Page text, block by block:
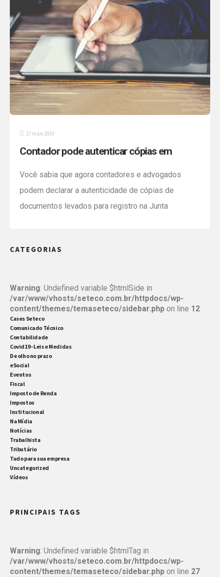
obrigações do PAT – Programa de Alimentação do
Trabalhador são alguns dos destaques dos
Comunicados Técnicos da semana. Confira! […]
27 maio 2019
Contador pode autenticar cópias em
Você sabia que agora contadores e advogados
podem declarar a autenticidade de cópias de
documentos levados para registro na Junta
cópia simples da carteira profissional. A medida faz
desburocratização e simplificação do registro de
empresas.
CATEGORIAS
Warning: Undefined variable $htmlSide in
/var/www/vhosts/seteco.com.br/httpdocs/wp-
content/themes/temaseteco/sidebar.php on line 12
Cases Seteco
Comunicado Técnico
Contabilidade
Covid19 - Leis e Medidas
De olho no prazo
eSocial
Eventos
Fiscal
Imposto de Renda
Impostos
Institucional
Na Mídia
Notícias
Trabalhista
Tributário
Tudo para sua empresa
Uncategorized
Vídeos
PRINCIPAIS TAGS
Warning: Undefined variable $htmlTag in
/var/www/vhosts/seteco.com.br/httpdocs/wp-
content/themes/temaseteco/sidebar.php on line 27